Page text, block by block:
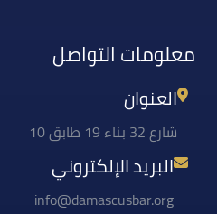
معلومات التواصل
العنوان
شارع 32 بناء 19 طابق 10
البريد الإلكتروني
info@damascusbar.org